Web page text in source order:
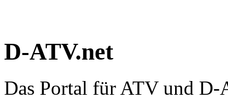
D-ATV.net
Das Portal für ATV und D-